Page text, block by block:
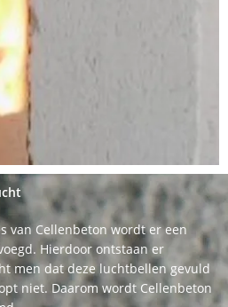
van Cellenbeton wordt er een
Hierdoor ontstaan er
men dat deze luchtbellen gevuld
niet. Daarom wordt Cellenbeton